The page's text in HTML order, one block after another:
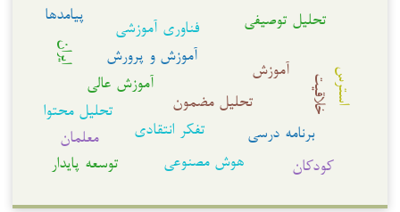
تحلیل مضمون
تفکر انتقادی
آموزش
آموزش عالی
برنامه درسی
هوش مصنوعی
آموزش و پرورش
فناوری آموزشی تحلیل توصیفی
تحلیل محتوا
توسعه پایدار
خلاقیت
معلمان
ایران
پیامدها
کودکان
استرس